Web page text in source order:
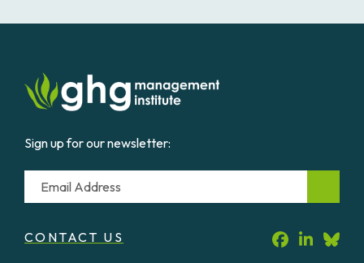
GEE
quantity
Sign up for our newsletter:
Email
CONTACT US